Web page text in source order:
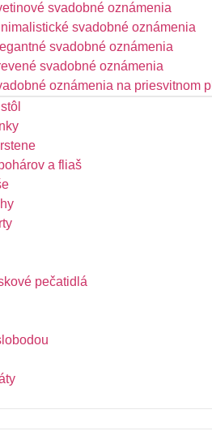
svadobné oznámenia
svadobné oznámenia
svadobné oznámenia
svadobné oznámenia
oznámenia na priesvitnom
a fliaš
pečatidlá